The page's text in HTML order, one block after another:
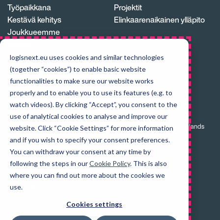
logisnext.eu uses cookies and similar technologies
(together “cookies”) to enable basic website
functionalities to make sure our website works
properly and to enable you to use its features (e.g. to
watch videos). By clicking “Accept”, you consent to the
use of analytical cookies to analyse and improve our
website. Click “Cookie Settings” for more information
and if you wish to specify your consent preferences.
You can withdraw your consent at any time by
following the steps in ourCookie Policy. This is also
where you can find out more about the cookies we
use.
Cookies settings
Työpaikkana
Kestävä kehitys
Joukkueemme
Ura
Toimitusketju
Jälleenmyyjäverkosto
Projektit
Elinkaarenaikainen ylläpito
Tuki
Varaosat
Huolto
Koulutus
Vuokraus & Vaihtotrukit
Logisnext Europe B.V.,
Hospitaaldreef 29, 13th floor
1315 RC Almere, The Netherlands
Visit
on
Verkkosivuston vastuuvapauslauseke Tietosuojakäytäntö
Evästekäytäntö
© 2026 LOGISNEXT EUROPE B.V. ALL RIGHTS RESERVED.